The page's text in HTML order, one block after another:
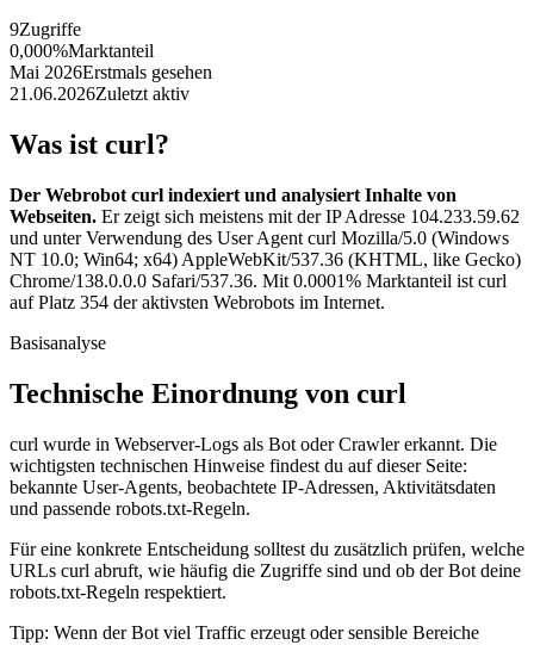
9Zugriffe
0,000%Marktanteil
Mai 2026Erstmals gesehen
21.06.2026Zuletzt aktiv
Was ist curl?
Der Webrobot curl indexiert und analysiert Inhalte von
Webseiten. Er zeigt sich meistens mit der IP Adresse 104.233.59.62
und unter Verwendung des User Agent curl Mozilla/5.0 (Windows
NT 10.0; Win64; x64) AppleWebKit/537.36 (KHTML, like Gecko)
Chrome/138.0.0.0 Safari/537.36. Mit 0.0001% Marktanteil ist curl
auf Platz 354 der aktivsten Webrobots im Internet.
Basisanalyse
Technische Einordnung von curl
curl wurde in Webserver-Logs als Bot oder Crawler erkannt. Die
wichtigsten technischen Hinweise findest du auf dieser Seite:
bekannte User-Agents, beobachtete IP-Adressen, Aktivitätsdaten
und passende robots.txt-Regeln.
Für eine konkrete Entscheidung solltest du zusätzlich prüfen, welche
URLs curl abruft, wie häufig die Zugriffe sind und ob der Bot deine
robots.txt-Regeln respektiert.
Tipp: Wenn der Bot viel Traffic erzeugt oder sensible Bereiche